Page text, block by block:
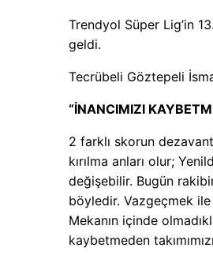
Trendyol Süper Lig’in
geldi.
Tecrübeli Göztepeli
“İNANCIMIZI
2 farklı skorun
kırılma anları olur;
değişebilir. Bugün
böyledir. Vazgeçmek ile
Mekanın içinde
kaybetmeden